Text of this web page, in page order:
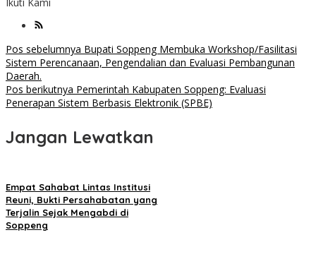
Navigasi
pos
Pos sebelumnya Bupati Soppeng Membuka Workshop/Fasilitasi
Sistem Perencanaan, Pengendalian dan Evaluasi Pembangunan
Daerah.
Pos berikutnya Pemerintah Kabupaten Soppeng: Evaluasi
Penerapan Sistem Berbasis Elektronik (SPBE)
Jangan Lewatkan
Empat Sahabat Lintas Institusi
Reuni, Bukti Persahabatan yang
Terjalin Sejak Mengabdi di
Soppeng